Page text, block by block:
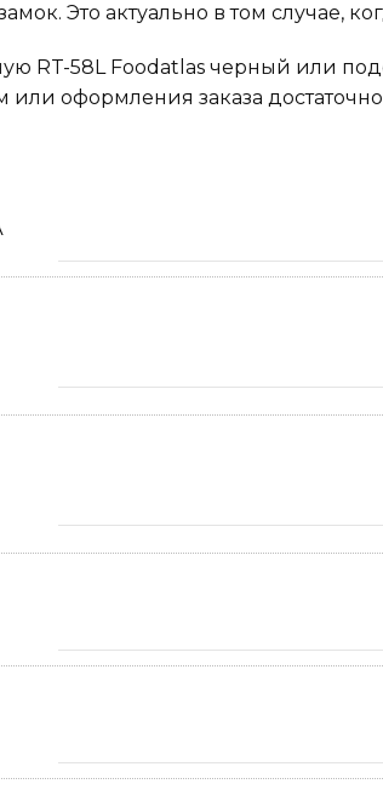
Это актуально в том случае,
RT-58L Foodatlas черный или
или оформления заказа